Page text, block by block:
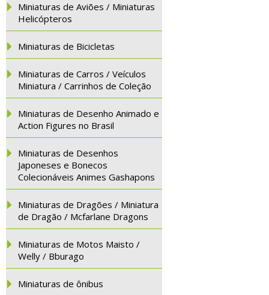
Miniaturas de Aviões / Miniaturas
Helicópteros
Miniaturas de Bicicletas
Miniaturas de Carros / Veículos
Miniatura / Carrinhos de Coleção
Miniaturas de Desenho Animado e
Action Figures no Brasil
Miniaturas de Desenhos
Japoneses e Bonecos
Colecionáveis Animes Gashapons
Miniaturas de Dragões / Miniatura
de Dragão / Mcfarlane Dragons
Miniaturas de Motos Maisto /
Welly / Bburago
Miniaturas de ônibus